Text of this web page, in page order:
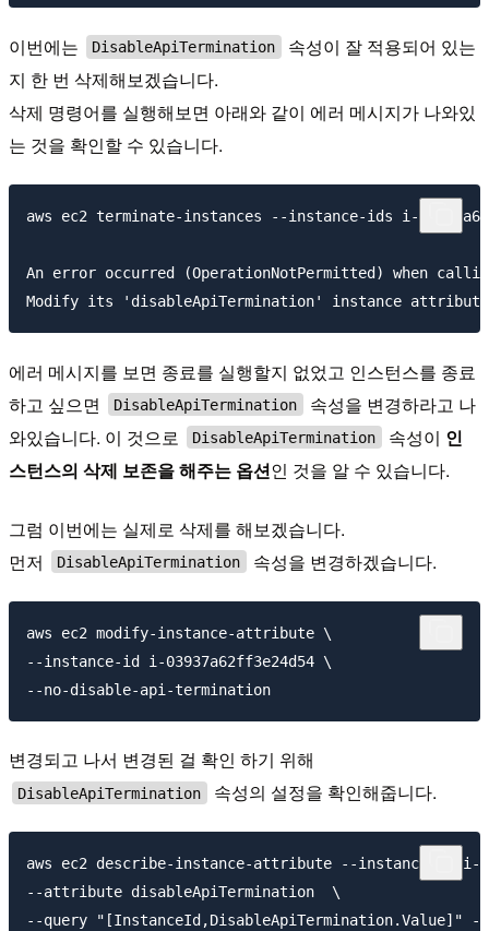
이번에는 DisableApiTermination
속성이 잘 적용되어 있는
지 한 번 삭제해보겠습니다.
삭제 명령어를 실행해보면 아래와 같이 에러 메시지가 나와있
는 것을 확인할 수 있습니다.
aws ec2 terminate-instances --instance-ids i-
An error occurred (OperationNotPermitted) when
에러 메시지를 보면 종료를 실행할지 없었고 인스턴스를 종료
하고 싶으면
DisableApiTermination
속성을 변경하라고 나
와있습니다. 이 것으로
DisableApiTermination 속성이 인
스턴스의 삭제 보존을 해주는 옵션인 것을 알 수 있습니다.
그럼 이번에는 실제로 삭제를 해보겠습니다.
먼저
DisableApiTermination 속성을 변경하겠습니다.
aws ec2 modify-instance-attribute \
--instance-id i-03937a62ff3e24d54 \
변경되고 나서 변경된 걸 확인 하기 위해
DisableApiTermination 속성의 설정을 확인해줍니다.
aws ec2 describe-instance-attribute --instance-id i-
--attribute disableApiTermination  \
--query "[InstanceId,DisableApiTermination.Value]"